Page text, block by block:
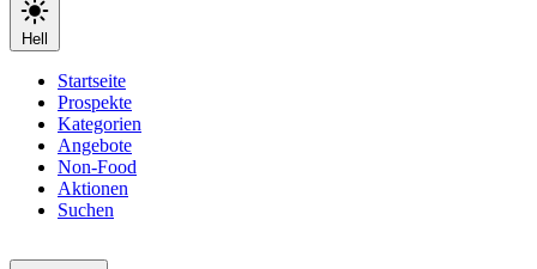
Hell
Startseite
Prospekte
Kategorien
Angebote
Non-Food
Aktionen
Suchen